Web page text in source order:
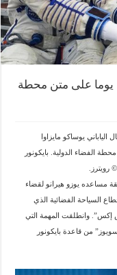
روسيا ترسل مليارديرا يابانيا لقضاء 12 يوما على متن محطة
يوساكو مايزاوا
الفضاء الدولية. بايكونور
© رويترز.
مساعده يوزو هيرانو لقضاء
السياحة الفضائية الذي
وانطلقت المهمة التي
من قاعدة بايكونور